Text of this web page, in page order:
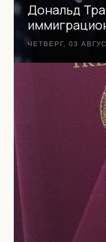
Дональд
ЧЕТВЕРГ, 03